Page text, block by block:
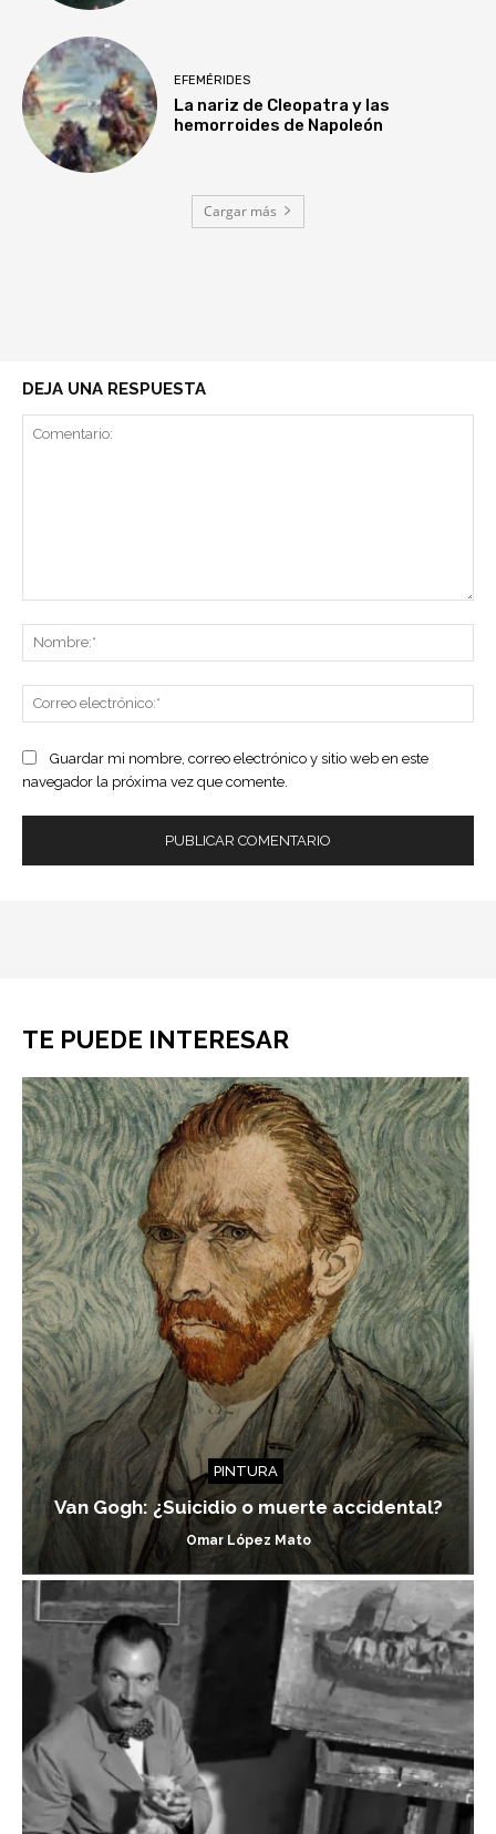
EFEMÉRIDES
La nariz de Cleopatra y las
hemorroides de Napoleón
Cargar más
DEJA UNA RESPUESTA
Guardar mi nombre, correo electrónico y sitio web en este
navegador la próxima vez que comente.
TE PUEDE INTERESAR
PINTURA
Van Gogh: ¿Suicidio o muerte accidental?
Omar López Mato